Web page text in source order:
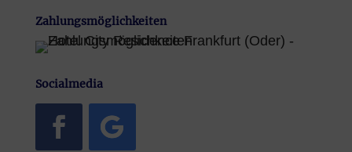
Zahlungsmöglichkeiten
Socialmedia